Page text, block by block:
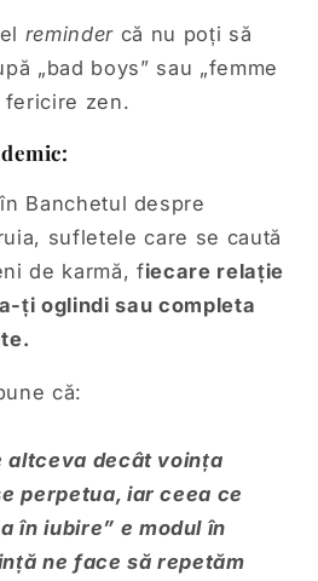
remindercă nu poți să
„bad boys” sau „femme
fericire zen.
Banchetul despre
sufletele care se caută
de karmă, fiecare relație
ți oglindi sau completa
că:
altceva decât voința
perpetua, iar ceea ce
în iubire” e modul în
ne face să repetăm